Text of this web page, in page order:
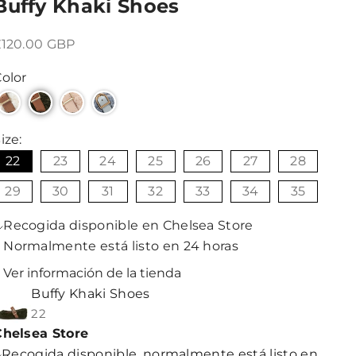
Khaki Shoes
de oferta
GBP
22
23 24 25 26 27
28
29
30 31 32 33 34 35
Recogida disponible en Chelsea Store
Normalmente está listo en 24 horas
Ver información de la tienda
Buffy Khaki Shoes
22
Store